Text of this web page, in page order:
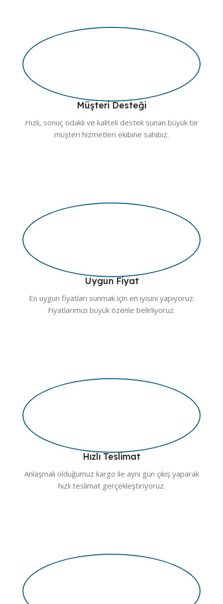
Müşteri Desteği
Hızlı, sonuç odaklı ve kaliteli destek sunan büyük bir
müşteri hizmetleri ekibine sahibiz.
Uygun Fiyat
En uygun fiyatları sunmak için en iyisini yapıyoruz.
Fiyatlarımızı büyük özenle belirliyoruz.
Hızlı Teslimat
Anlaşmalı olduğumuz kargo ile aynı gün çıkış yaparak
hızlı teslimat gerçekleştiriyoruz.